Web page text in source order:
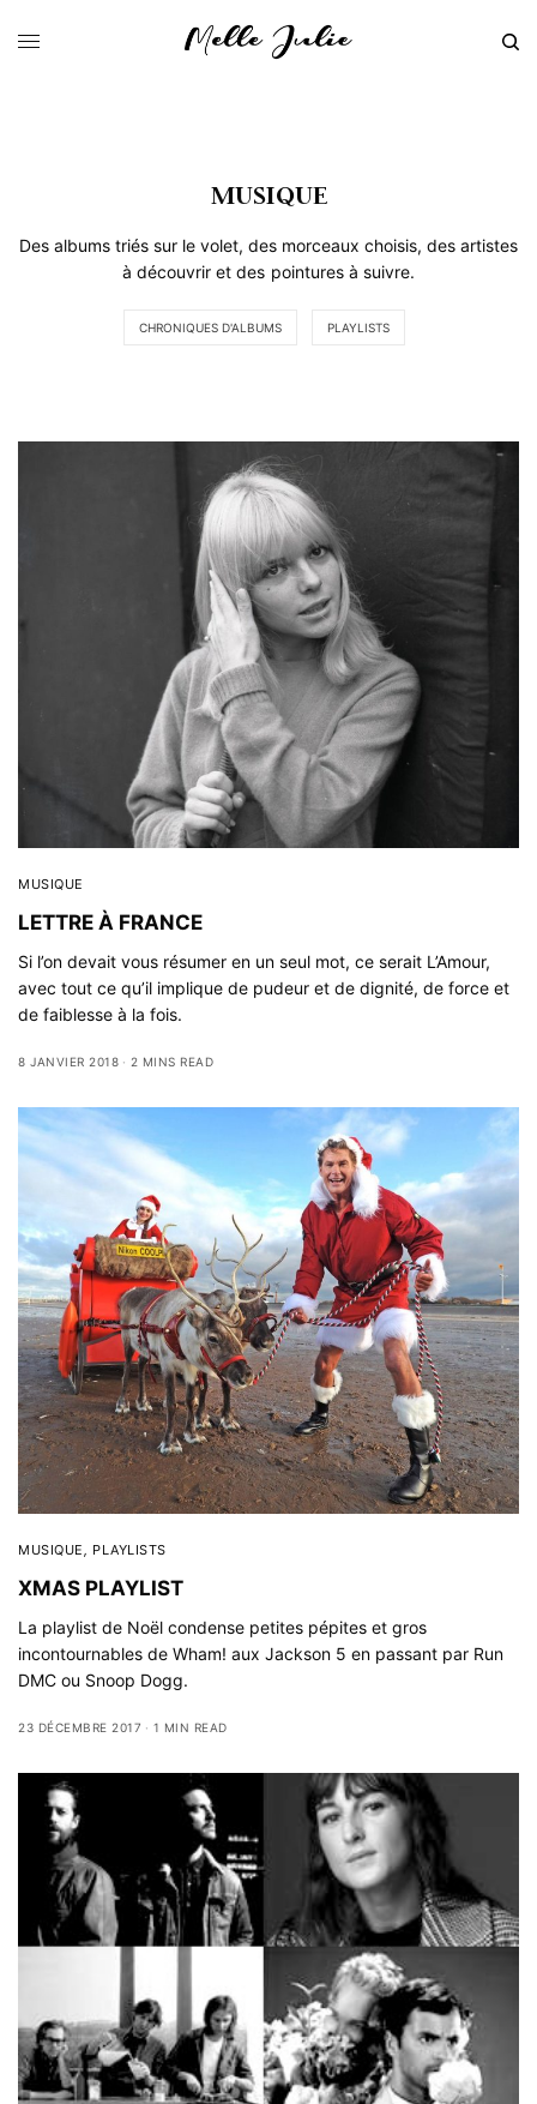
MUSIQUE
Des albums triés sur le volet, des morceaux choisis, des artistes
à découvrir et des pointures à suivre.
CHRONIQUES D'ALBUMS PLAYLISTS
MUSIQUE
LETTRE À FRANCE
Si l’on devait vous résumer en un seul mot, ce serait L’Amour,
avec tout ce qu’il implique de pudeur et de dignité, de force et
de faiblesse à la fois.
8 JANVIER 2018 2 MINS READ
MUSIQUE, PLAYLISTS
XMAS PLAYLIST
La playlist de Noël condense petites pépites et gros
incontournables de Wham! aux Jackson 5 en passant par Run
DMC ou Snoop Dogg.
23 DÉCEMBRE 2017 1 MIN READ